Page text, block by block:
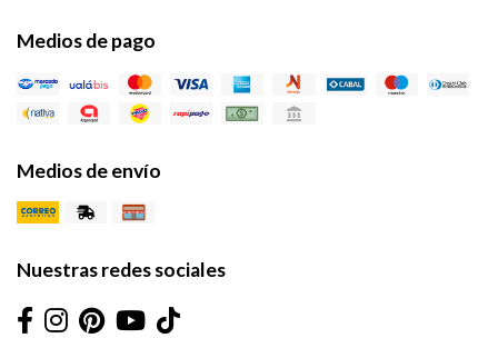
Medios de pago
Medios de envío
Nuestras redes sociales